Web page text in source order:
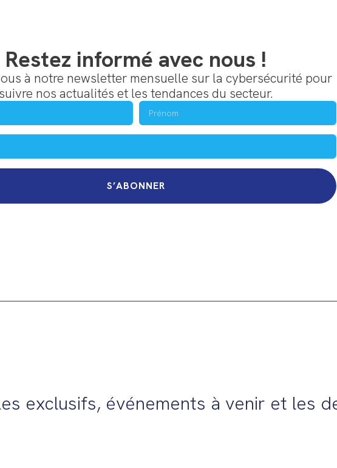
Restez informé avec nous !
à notre newsletter mensuelle sur la cybersécurité pour
nos actualités et les tendances du secteur.
S’ABONNER
exclusifs, événements à venir et les